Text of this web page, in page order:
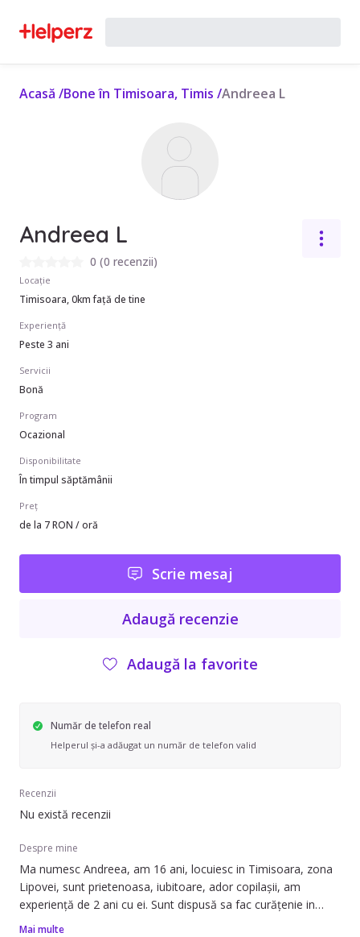
Acasă /Bone în Timisoara, Timis /Andreea L
Andreea L
0 (0 recenzii)
Locație
Timisoara, 0km față de tine
Experiență
Peste 3 ani
Servicii
Bonă
Program
Ocazional
Disponibilitate
În timpul săptămânii
Preț
de la 7 RON / oră
Scrie mesaj
Adaugă recenzie
Adaugă la favorite
Număr de telefon real
Helperul și-a adăugat un număr de telefon valid
Recenzii
Nu există recenzii
Despre mine
Ma numesc Andreea, am 16 ani, locuiesc in Timisoara, zona
Lipovei, sunt prietenoasa, iubitoare, ador copilașii, am
experiență de 2 ani cu ei. Sunt dispusă sa fac curățenie in
casa, mâncare pentru copilași și băiță. Dacă aveti animale de
Mai multe